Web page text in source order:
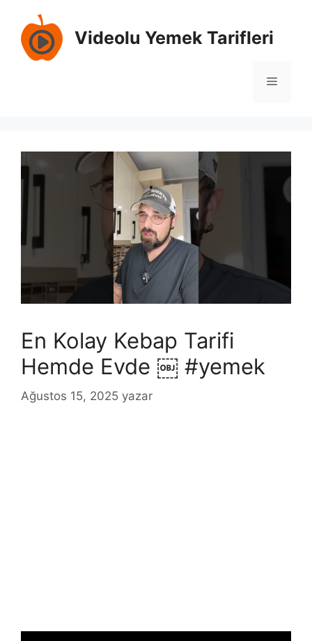
Videolu Yemek Tarifleri
Menü
En Kolay Kebap Tarifi
Hemde Evde ￼ #yemek
Ağustos 15, 2025 yazar